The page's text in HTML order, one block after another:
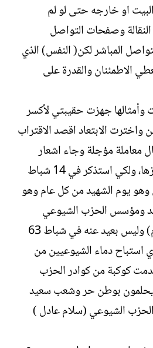
او خارجه حتى لو لم
وصفحات التواصل
المباشر لكن( النفس) الذي
الاطمئنان والقدرة على
وأمثالها جهزت حقيبتي لأكسر
واخترت الابتعاد اقصد الاقتراب
معاملة مؤجلة وجاء اشعار
بضرورة حضوري لأنجازها، ولكي استذكر في 14 شباط
يوم الشهيد من كل عام وهو
ومؤسس الحزب الشيوعي
(فهد) و(حازم) و(صارم) وليس بعيد عنه في شباط 63
الذي استباح دماء الشيوعيين من
كوكبة من كوادر الحزب
بوطن حر وشعب سعيد
الشيوعي (سلام عادل )